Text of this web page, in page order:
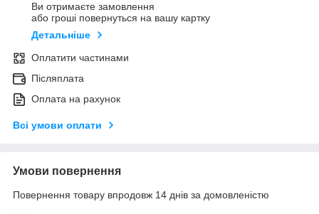
Ви отримаєте замовлення
або гроші повернуться на вашу картку
Детальніше
Оплатити частинами
Післяплата
Оплата на рахунок
Всі умови оплати
Умови повернення
Повернення товару впродовж 14 днів за домовленістю